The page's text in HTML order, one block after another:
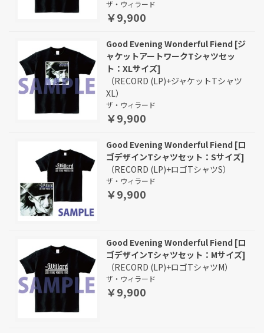
ザ・ウィラード
￥9,900
Good Evening Wonderful Fiend [ジ
ャケットアートワークTシャツセッ
ト：XLサイズ]
（RECORD (LP)+ジャケットTシャツ
XL）
ザ・ウィラード
￥9,900
Good Evening Wonderful Fiend [ロ
ゴデザインTシャツセット：Sサイズ]
（RECORD (LP)+ロゴTシャツS）
ザ・ウィラード
￥9,900
Good Evening Wonderful Fiend [ロ
ゴデザインTシャツセット：Mサイズ]
（RECORD (LP)+ロゴTシャツM）
ザ・ウィラード
￥9,900